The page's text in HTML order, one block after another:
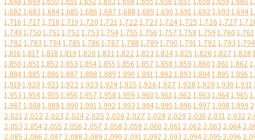
1,6821,6831,6841,6851,6861,6871,6881,6891,6901,6911,6921,6931,694
1,7161,7171,7181,7191,7201,7211,7221,7231,7241,7251,7261,727
1,7491,7501,7511,7521,7531,7541,7551,7561,7571,7581,7591,7601,761
1,7821,7831,7841,7851,7861,7871,7881,7891,7901,7911,7921,7931,794
1,8161,8171,8181,8191,8201,8211,8221,8231,8241,8251,8261,8271,828
1,8501,8511,8521,8531,8541,8551,8561,8571,8581,8591,8601,8611,862
1,8841,8851,8861,8871,8881,8891,8901,8911,8921,8931,8941,8951,896
1,9191,9201,9211,9221,9231,9241,9251,9261,9271,9281,9291,9301,931
1,9531,9541,9551,9561,9571,9581,9591,9601,9611,9621,9631,9641,965
1,9871,9881,9891,9901,9911,9921,9931,9941,9951,9961,9971,9981,999
2,0212,022 2,023 2,0242,025 2,026 2,027 2,028 2,029 2,030 2,0312,032
2,053 2,0542,055 2,056 2,057 2,058 2,059 2,060 2,0612,062 2,063 2,064
2,085 2,086 2,087 2,088 2,089 2,090 2,0912,092 2,093 2,0942,095 2,096